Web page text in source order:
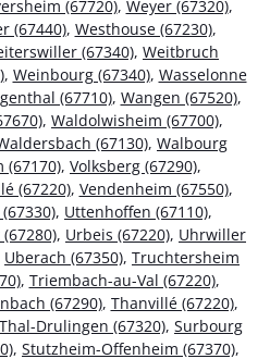
(67720), Weyer (67320),
(67440), Westhouse (67230),
(67340), Weitbruch
, Weinbourg (67340), Wasselonne
(67710), Wangen (67520),
, Waldolwisheim (67700),
(67130), Walbourg
(67170), Volksberg (67290),
(67220), Vendenheim (67550),
, Uttenhoffen (67110),
, Urbeis (67220), Uhrwiller
Uberach (67350), Truchtersheim
, Triembach-au-Val (67220),
(67290), Thanvillé (67220),
Thal-Drulingen (67320), Surbourg
, Stutzheim-Offenheim (67370),